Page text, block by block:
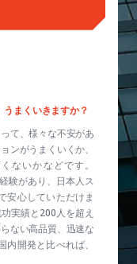
まくいきますか？
て、様々な不安があ
ンがうまくいくか、
ないかなどです。
験があり、日本人ス
安心していただけま
実績と200人を超え
ない高品質、迅速な
開発と比べれば、